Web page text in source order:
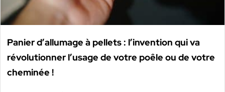
Panier d’allumage à pellets : l’invention qui va
révolutionner l’usage de votre poêle ou de votre
cheminée !